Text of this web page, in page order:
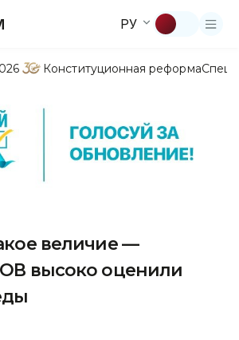
РУ
Конституционная реформа
величие —
высоко оценили